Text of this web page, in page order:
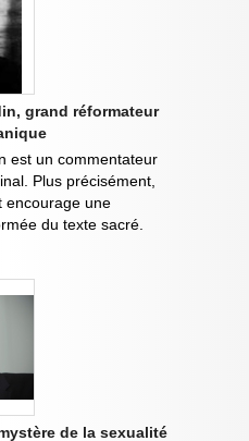
grand réformateur
est un commentateur
Plus précisément,
encourage une
du texte sacré.
de la sexualité